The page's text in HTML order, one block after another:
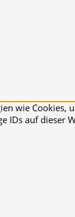
wie
auf